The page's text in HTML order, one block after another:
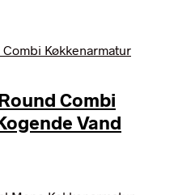
Combi
Vand